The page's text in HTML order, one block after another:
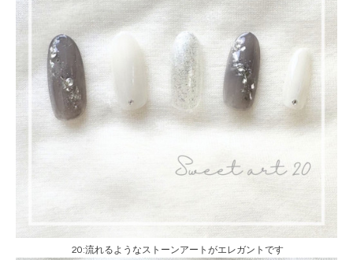
20:流れるようなストーンアートがエレガントです